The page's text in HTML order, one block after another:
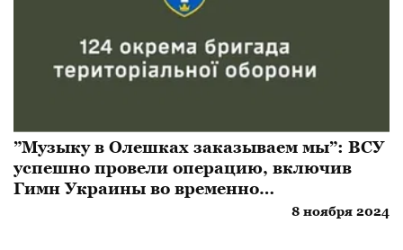
”Музыку в Олешках заказываем мы”: ВСУ
успешно провели операцию, включив
Гимн Украины во временно
8 ноября 2024